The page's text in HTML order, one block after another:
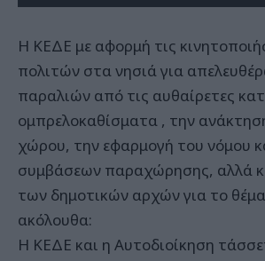
Η ΚΕΔΕ με αφορμή τις
πολιτών στα νησιά για
παραλιών από τις αυθαίρετες
ομπρελοκαθίσματα , την
χώρου, την εφαρμογή του νόμου
συμβάσεων παραχώρησης, αλλά
των δημοτικών αρχών για το
ακόλουθα:
Η ΚΕΔΕ και η Αυτοδιοίκηση